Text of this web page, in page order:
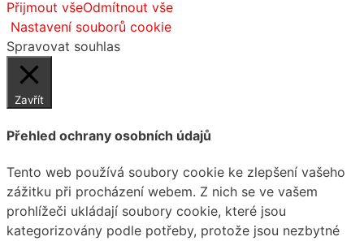
Přijmout všeOdmítnout vše
Nastavení souborů cookie
Spravovat souhlas
Zavřít
Přehled ochrany osobních údajů
Tento web používá soubory cookie ke zlepšení vašeho
zážitku při procházení webem. Z nich se ve vašem
prohlížeči ukládají soubory cookie, které jsou
kategorizovány podle potřeby, protože jsou nezbytné